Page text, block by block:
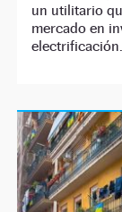
un utilitario
mercado en
electrificación.